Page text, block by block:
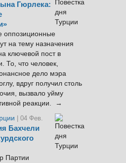
Гюрлека:
оппозиционные
на тему назначения
ключевой пост в
То, что человек,
дело мэра
вдруг получил столь
вызвало уйму
реакции. →
| 04 Фев.
Бахчели
Партии